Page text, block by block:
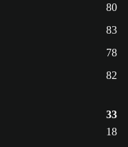
80
83
78
82
33
18